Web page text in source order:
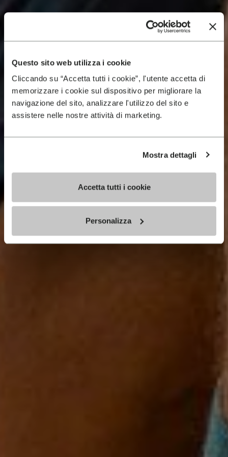
Questo sito web utilizza i cookie
Cliccando su “Accetta tutti i cookie”, l'utente accetta di
memorizzare i cookie sul dispositivo per migliorare la
navigazione del sito, analizzare l'utilizzo del sito e
assistere nelle nostre attività di marketing.
Mostra dettagli
Accetta tutti i cookie
Personalizza